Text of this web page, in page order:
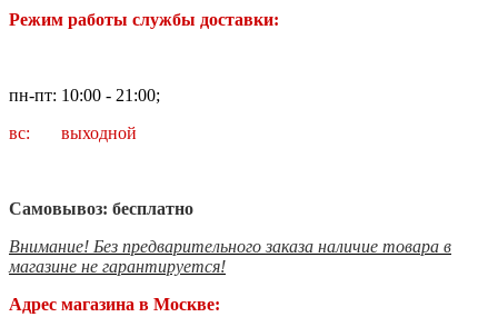
Режим работы службы доставки:
пн-пт: 10:00 - 21:00;
вс: выходной
Самовывоз: бесплатно
Внимание! Без предварительного заказа наличие товара в
магазине не гарантируется!
Адрес магазина в Москве: